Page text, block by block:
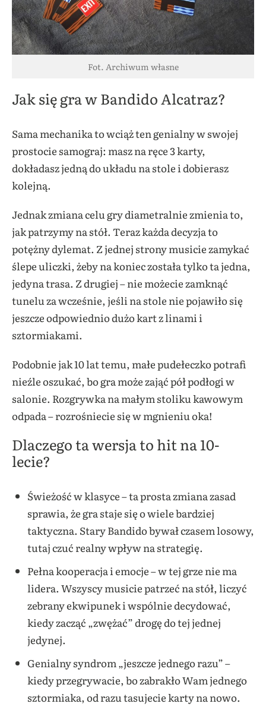
Fot. Archiwum własne
Jak się gra w Bandido Alcatraz?
Sama mechanika to wciąż ten genialny w swojej
prostocie samograj: masz na ręce 3 karty,
dokładasz jedną do układu na stole i dobierasz
kolejną.
Jednak zmiana celu gry diametralnie zmienia to,
jak patrzymy na stół. Teraz każda decyzja to
potężny dylemat. Z jednej strony musicie zamykać
ślepe uliczki, żeby na koniec została tylko ta jedna,
jedyna trasa. Z drugiej – nie możecie zamknąć
tunelu za wcześnie, jeśli na stole nie pojawiło się
jeszcze odpowiednio dużo kart z linami i
sztormiakami.
Podobnie jak 10 lat temu, małe pudełeczko potrafi
nieźle oszukać, bo gra może zająć pół podłogi w
salonie. Rozgrywka na małym stoliku kawowym
odpada – rozrośniecie się w mgnieniu oka!
Dlaczego ta wersja to hit na 10-
lecie?
Świeżość w klasyce – ta prosta zmiana zasad
sprawia, że gra staje się o wiele bardziej
taktyczna. Stary Bandido bywał czasem losowy,
tutaj czuć realny wpływ na strategię.
Pełna kooperacja i emocje – w tej grze nie ma
lidera. Wszyscy musicie patrzeć na stół, liczyć
zebrany ekwipunek i wspólnie decydować,
kiedy zacząć „zwężać” drogę do tej jednej
jedynej.
Genialny syndrom „jeszcze jednego razu” –
kiedy przegrywacie, bo zabrakło Wam jednego
sztormiaka, od razu tasujecie karty na nowo.